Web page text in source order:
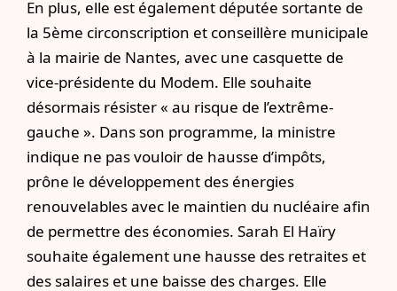
En plus, elle est également députée sortante de
la 5ème circonscription et conseillère municipale
à la mairie de Nantes, avec une casquette de
vice-présidente du Modem. Elle souhaite
désormais résister « au risque de l’extrême-
gauche ». Dans son programme, la ministre
indique ne pas vouloir de hausse d’impôts,
prône le développement des énergies
renouvelables avec le maintien du nucléaire afin
de permettre des économies. Sarah El Haïry
souhaite également une hausse des retraites et
des salaires et une baisse des charges. Elle